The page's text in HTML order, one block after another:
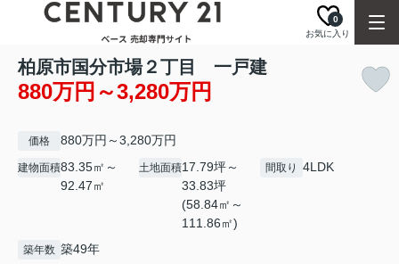
お気に入り
0
柏原市国分市場２丁目 一戸建
880万円～3,280万円
価格 880万円～3,280万円
建物面積83.35㎡～
92.47㎡
土地面積17.79坪～
33.83坪
(58.84㎡～
111.86㎡)
間取り 4LDK
築年数 築49年